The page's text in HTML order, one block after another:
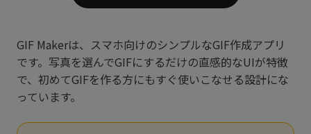
GIF Makerは、スマホ向けのシンプルなGIF作成アプリ
です。写真を選んでGIFにするだけの直感的なUIが特徴
で、初めてGIFを作る方にもすぐ使いこなせる設計にな
っています。